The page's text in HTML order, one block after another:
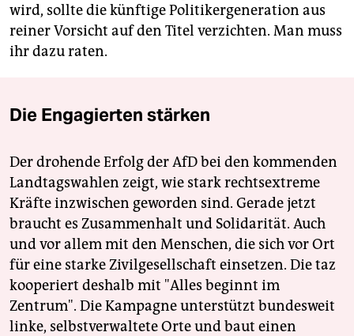
wird, sollte die künftige Politikergeneration aus
reiner Vorsicht auf den Titel verzichten. Man muss
ihr dazu raten.
Die Engagierten stärken
Der drohende Erfolg der AfD bei den kommenden
Landtagswahlen zeigt, wie stark rechtsextreme
Kräfte inzwischen geworden sind. Gerade jetzt
braucht es Zusammenhalt und Solidarität. Auch
und vor allem mit den Menschen, die sich vor Ort
für eine starke Zivilgesellschaft einsetzen. Die taz
kooperiert deshalb mit "Alles beginnt im
Zentrum". Die Kampagne unterstützt bundesweit
linke, selbstverwaltete Orte und baut einen